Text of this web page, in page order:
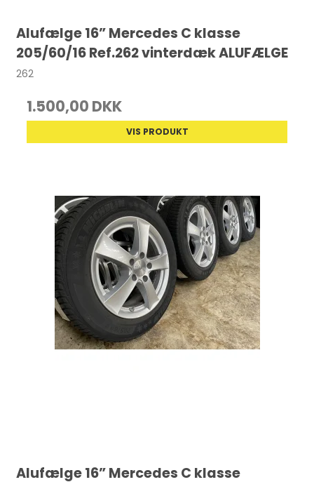
Alufælge 16” Mercedes C klasse
205/60/16 Ref.262 vinterdæk ALUFÆLGE
262
1.500,00 DKK
VIS PRODUKT
Alufælge 16” Mercedes C klasse